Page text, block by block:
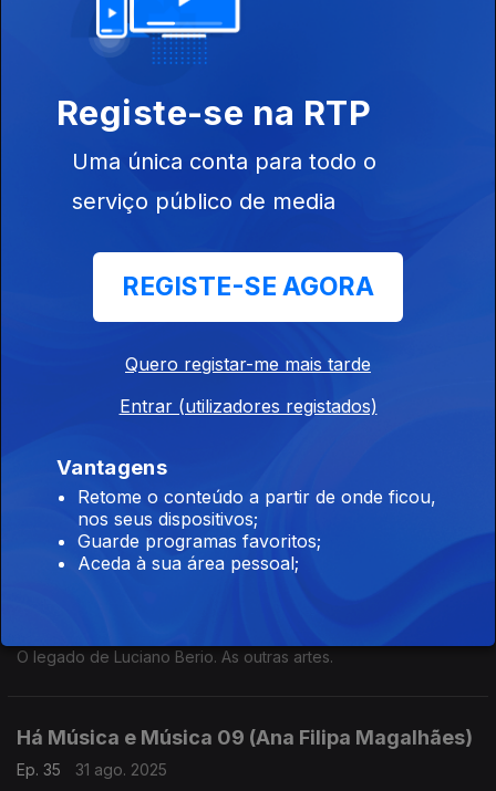
(João Pedro Delgado)
05 out. 2025
Há Música e Música 13 (Ana Filipa Magalhães)
28 set. 2025
Há Música e Música 12 (Ana Filipa Magalhães)
O legado de Luciano Berio. O centro Tempo Reale.
Ep. 37
14 set. 2025
O legado de Luciano Berio. A direção do IRCAM.
O legado de Luciano Berio. As outras artes.
Há Música e Música 09 (Ana Filipa Magalhães)
Ep. 35
31 ago. 2025
Registe-se na RTP
Uma única conta para todo o
serviço público de media
REGISTE-SE AGORA
Quero registar-me mais tarde
Entrar (utilizadores registados)
Vantagens
Retome o conteúdo a partir de onde ficou,
nos seus dispositivos;
Guarde programas favoritos;
Aceda à sua área pessoal;